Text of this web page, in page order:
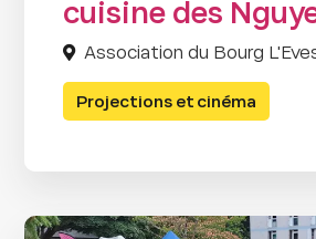
cuisine des
Association du Bourg
Projections et cinéma